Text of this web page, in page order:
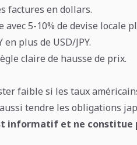
factures en dollars.
avec 5-10% de devise locale
en plus de USD/JPY.
claire de hausse de prix.
faible si les taux
tendre les obligations
informatif et ne constitue